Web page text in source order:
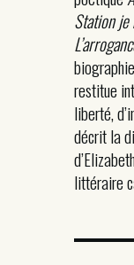
Station je
restitue
liberté,
décrit la
littéraire